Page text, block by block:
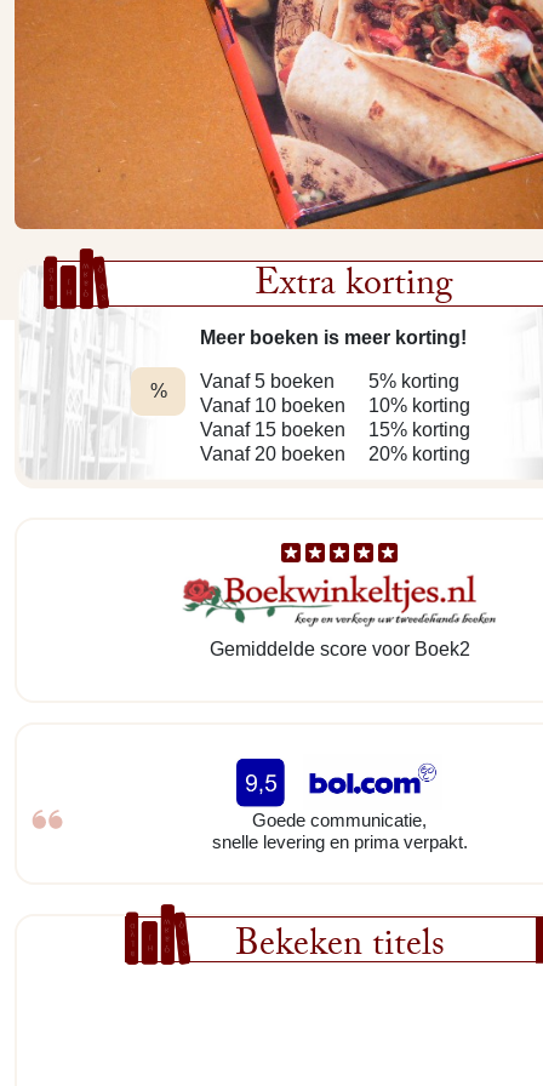
Extra korting
%
Meer boeken is meer korting!
Vanaf 5 boeken
Vanaf 10 boeken
Vanaf 15 boeken
Vanaf 20 boeken
5% korting
10% korting
15% korting
20% korting
Gemiddelde score voor Boek2
Goede communicatie,
snelle levering en prima verpakt.
Bekeken titels